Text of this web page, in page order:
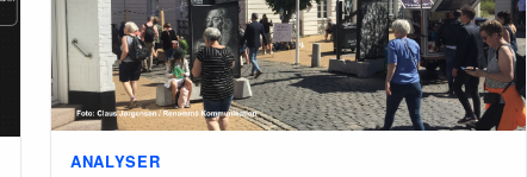
ANALYSER